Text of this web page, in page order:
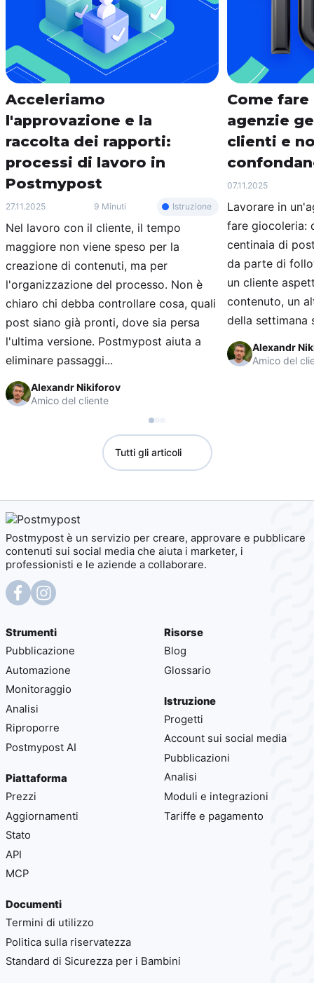
Acceleriamo
l'approvazione e la
raccolta dei rapporti:
processi di lavoro in
Postmypost
27.11.2025 9 Minuti Istruzione
Nel lavoro con il cliente, il tempo
maggiore non viene speso per la
creazione di contenuti, ma per
l'organizzazione del processo. Non è
chiaro chi debba controllare cosa, quali
post siano già pronti, dove sia persa
l'ultima versione. Postmypost aiuta a
eliminare passaggi...
Alexandr Nikiforov
Amico del cliente
Come
agenzie
clienti e
07.11.2025
Lavorare in
fare giocoleria:
centinaia di
da parte di
un cliente
contenuto, un
della settimana
Alexandr
Amico del
Tutti gli articoli
Postmypost è un servizio per creare, approvare e pubblicare
contenuti sui social media che aiuta i marketer, i
professionisti e le aziende a collaborare.
Strumenti
Pubblicazione
Automazione
Monitoraggio
Analisi
Riproporre
Postmypost AI
Piattaforma
Prezzi
Aggiornamenti
Stato
API
MCP
Risorse
Blog
Glossario
Istruzione
Progetti
Account sui social media
Pubblicazioni
Analisi
Moduli e integrazioni
Tariffe e pagamento
Documenti
Termini di utilizzo
Politica sulla riservatezza
Standard di Sicurezza per i Bambini